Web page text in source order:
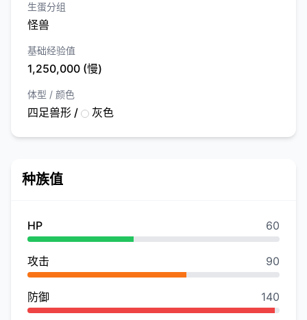
生蛋分组
怪兽
基础经验值
1,250,000 (慢)
体型 / 颜色
四足兽形 / 灰色
种族值
HP 60
攻击 90
防御 140